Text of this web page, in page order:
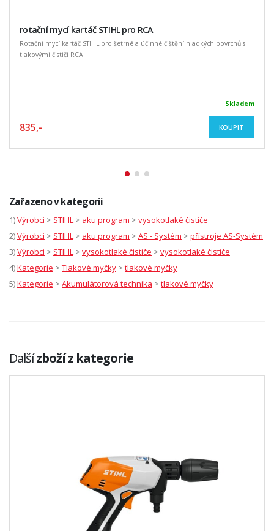
rotační mycí kartáč STIHL pro RCA
Rotační mycí kartáč STIHL pro šetrné a účinné čištění hladkých povrchů s
tlakovými čističi RCA.
Skladem
835,- KOUPIT
Zařazeno v kategorii
1)Výrobci > STIHL > aku program > vysokotlaké čističe
2)Výrobci > STIHL > aku program > AS - Systém > přístroje AS-Systém
3)Výrobci > STIHL > vysokotlaké čističe > vysokotlaké čističe
4)Kategorie > Tlakové myčky > tlakové myčky
5)Kategorie > Akumulátorová technika > tlakové myčky
Dalšízboží z kategorie